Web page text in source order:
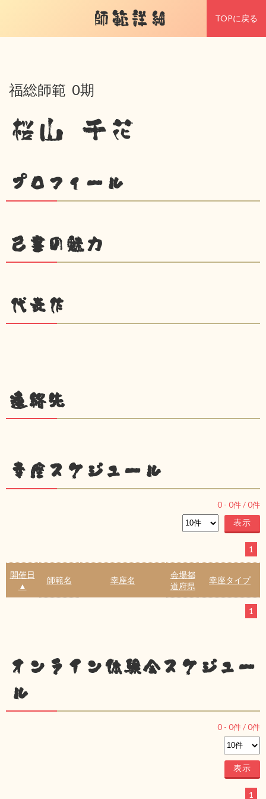
師範詳細 TOPに戻る
福総師範 0期
桜山 千花
プロフィール
己書の魅力
代表作
連絡先
幸座スケジュール
0 - 0件 /0件
1
開催日
▲
師範名 幸座名
会場都
道府県
幸座タイプ
1
オンライン体験会スケジュー
ル
0 - 0件 /0件
1